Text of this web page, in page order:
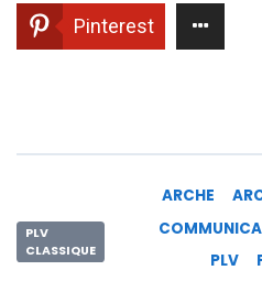
Pinterest
PLV
CLASSIQUE
ARCHE
PLV